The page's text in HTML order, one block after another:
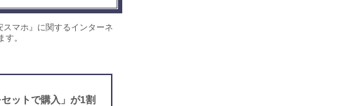
マホ』に関するインターネ
。
ットで購入」が1割